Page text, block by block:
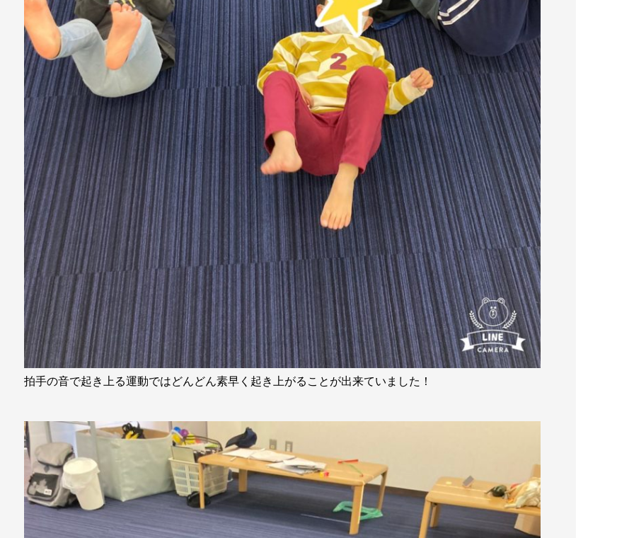
拍手の音で起き上る運動ではどんどん素早く起き上がることが出来ていました！